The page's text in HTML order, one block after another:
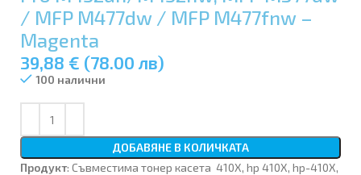
/ MFP M477dw / MFP M477fnw –
Magenta
39,88 € (78.00 лв)
100 налични
ДОБАВЯНЕ В КОЛИЧКАТА
Продукт: Съвместима тонер касета 410X, hp 410X, hp-410X,